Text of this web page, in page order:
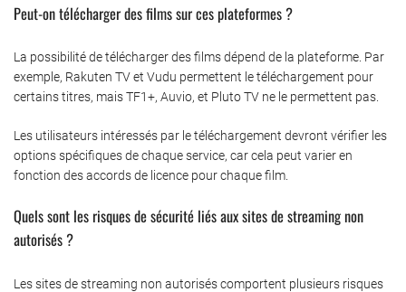
Peut-on télécharger des films sur ces plateformes ?
La possibilité de télécharger des films dépend de la plateforme. Par
exemple, Rakuten TV et Vudu permettent le téléchargement pour
certains titres, mais TF1+, Auvio, et Pluto TV ne le permettent pas.
Les utilisateurs intéressés par le téléchargement devront vérifier les
options spécifiques de chaque service, car cela peut varier en
fonction des accords de licence pour chaque film.
Quels sont les risques de sécurité liés aux sites de streaming non
autorisés ?
Les sites de streaming non autorisés comportent plusieurs risques